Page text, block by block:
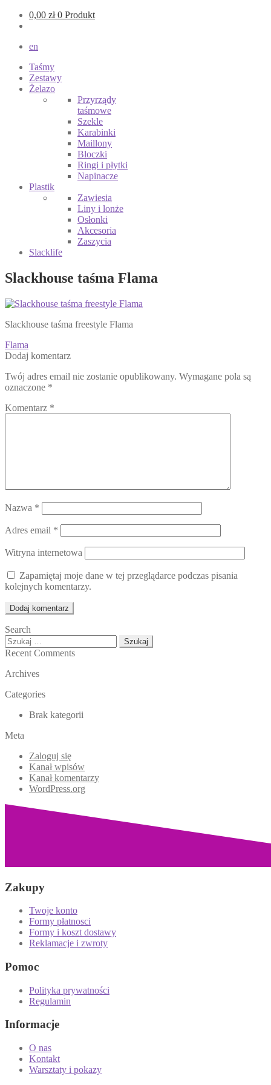
0,00 zł 0 Produkt
en
Taśmy
Zestawy
Żelazo
Przyrządy
taśmowe
Szekle
Karabinki
Maillony
Bloczki
Ringi i płytki
Napinacze
Plastik
Zawiesia
Liny i lonże
Osłonki
Akcesoria
Zaszycia
Slacklife
Slackhouse taśma Flama
Slackhouse taśma freestyle Flama
Nawigacja
wpisu
Poprzedni
wpis:
Flama
Dodaj komentarz
Twój adres email nie zostanie opublikowany. Wymagane pola są
oznaczone *
Komentarz *
Nazwa *
Adres email *
Witryna internetowa
Zapamiętaj moje dane w tej przeglądarce podczas pisania
kolejnych komentarzy.
Search
Szukaj:
Recent Comments
Archives
Categories
Brak kategorii
Meta
Zaloguj się
Kanał wpisów
Kanał komentarzy
WordPress.org
Zakupy
Twoje konto
Formy płatnosci
Formy i koszt dostawy
Reklamacje i zwroty
Pomoc
Polityka prywatności
Regulamin
Informacje
O nas
Kontakt
Warsztaty i pokazy